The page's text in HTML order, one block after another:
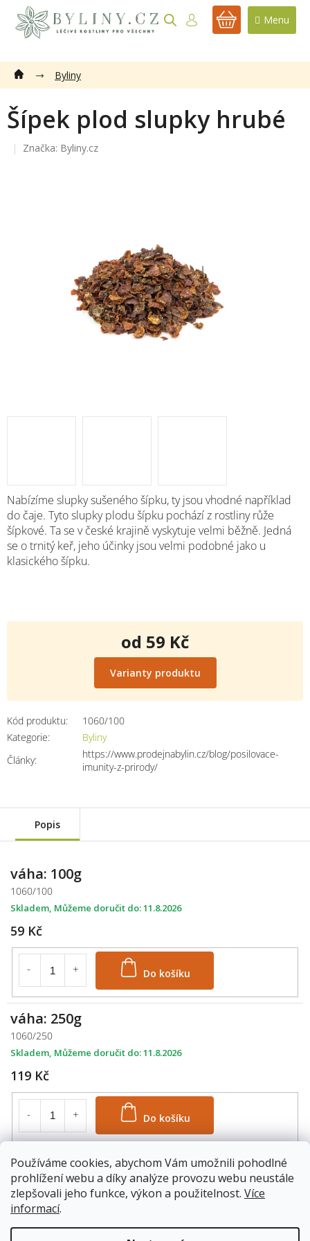
Používáme cookies, abychom Vám umožnili pohodlné
prohlížení webu a díky analýze provozu webu neustále
zlepšovali jeho funkce, výkon a použitelnost. Více
informací.
obsah
NÁKUPNÍ
Byliny
Šípek plod slupky hrubé
Značka: Byliny.cz
Nabízíme slupky sušeného šípku, ty jsou vhodné například
do čaje. Tyto slupky plodu šípku pochází z rostliny růže
šípkové. Ta se v české krajině vyskytuje velmi běžně. Jedná
se o trnitý keř, jeho účinky jsou velmi podobné jako u
klasického šípku.
Kód produktu:
1060/100
Kategorie:
Byliny
Články:
https://www.prodejnabylin.cz/blog/posilovace-
imunity-z-prirody/
od 59 Kč
Měrná
cena:
Varianty produktu
Popis
váha: 100g
1060/100
59 Kč
Do košíku
Skladem 11.8.2026
váha: 250g
1060/250
119 Kč
Do košíku
Skladem 11.8.2026
váha: 500g
1060/500
Skladem 11.8.2026